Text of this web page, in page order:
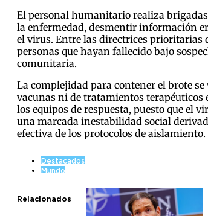
El personal humanitario realiza
la enfermedad, desmentir información
el virus. Entre las directrices
personas que hayan fallecido bajo
comunitaria.
La complejidad para contener el brote
vacunas ni de tratamientos
los equipos de respuesta, puesto que el
una marcada inestabilidad social
efectiva de los protocolos de aislamiento.
Destacados
Mundo
Relacionados